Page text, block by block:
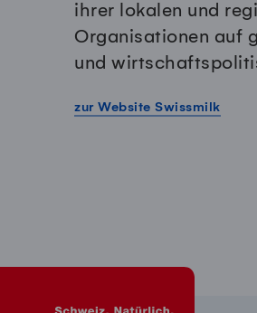
ihrer lokalen und
Organisationen auf
und
zur Website Swissmilk